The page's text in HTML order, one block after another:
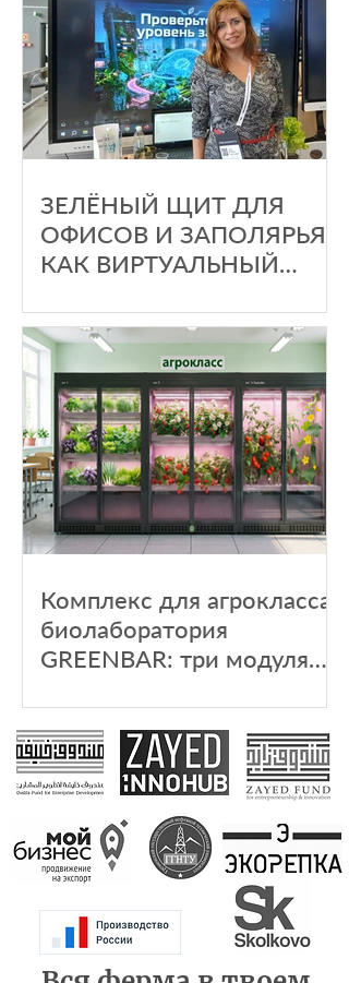
ЗЕЛЁНЫЙ ЩИТ ДЛЯ
ОФИСОВ И ЗАПОЛЯРЬЯ:
КАК ВИРТУАЛЬНЫЙ
«АРХИПЕЛАГ 2026» И
МОЖЕТ СОКРАТИТЬ
ОСЕННИЕ БОЛЬНИЧНЫЕ
Комплекс для агрокласса:
биолаборатория
GREENBAR: три модуля
овощей и зелени